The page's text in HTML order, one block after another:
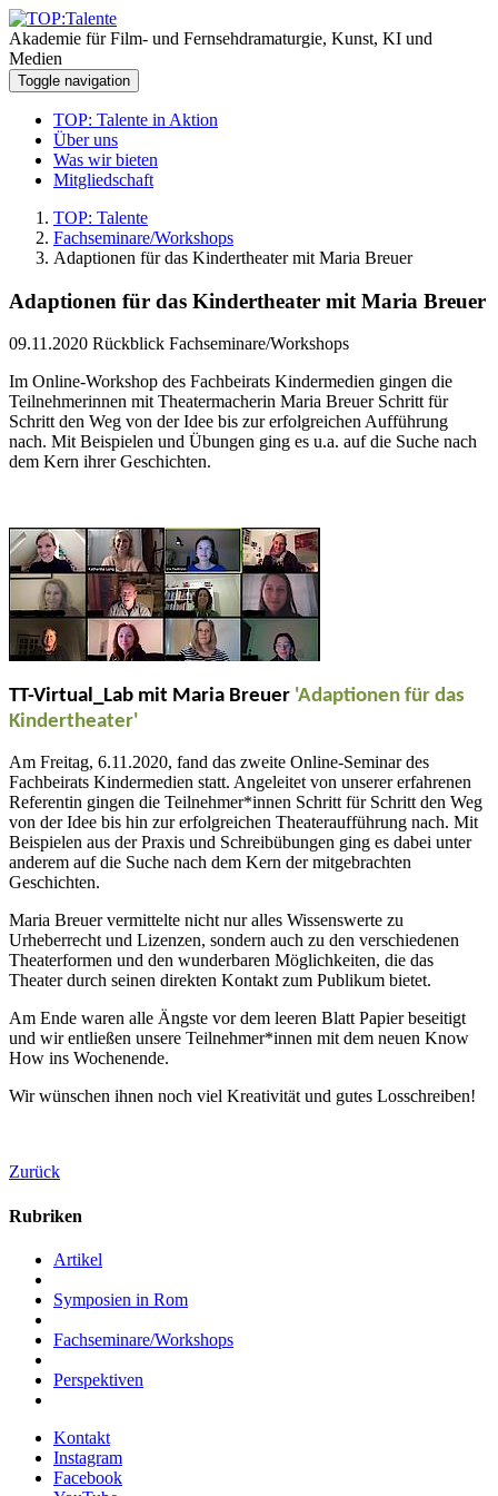
Akademie für Film- und Fernsehdramaturgie, Kunst, KI und
Medien
Toggle navigation
TOP: Talente in Aktion
Über uns
Was wir bieten
Mitgliedschaft
TOP: Talente
Fachseminare/Workshops
Adaptionen für das Kindertheater mit Maria Breuer
Adaptionen für das Kindertheater mit Maria Breuer
09.11.2020 Rückblick Fachseminare/Workshops
Im Online-Workshop des Fachbeirats Kindermedien gingen die
Teilnehmerinnen mit Theatermacherin Maria Breuer Schritt für
Schritt den Weg von der Idee bis zur erfolgreichen Aufführung
nach. Mit Beispielen und Übungen ging es u.a. auf die Suche nach
dem Kern ihrer Geschichten.
TT-Virtual_Lab mit Maria Breuer 'Adaptionen für das
Kindertheater'
Am Freitag, 6.11.2020, fand das zweite Online-Seminar des
Fachbeirats Kindermedien statt. Angeleitet von unserer erfahrenen
Referentin gingen die Teilnehmer*innen Schritt für Schritt den Weg
von der Idee bis hin zur erfolgreichen Theateraufführung nach. Mit
Beispielen aus der Praxis und Schreibübungen ging es dabei unter
anderem auf die Suche nach dem Kern der mitgebrachten
Geschichten.
Maria Breuer vermittelte nicht nur alles Wissenswerte zu
Urheberrecht und Lizenzen, sondern auch zu den verschiedenen
Theaterformen und den wunderbaren Möglichkeiten, die das
Theater durch seinen direkten Kontakt zum Publikum bietet.
Am Ende waren alle Ängste vor dem leeren Blatt Papier beseitigt
und wir entließen unsere Teilnehmer*innen mit dem neuen Know
How ins Wochenende.
Wir wünschen ihnen noch viel Kreativität und gutes Losschreiben!
Zurück
Rubriken
Artikel
Symposien in Rom
Fachseminare/Workshops
Perspektiven
Kontakt
Instagram
Facebook